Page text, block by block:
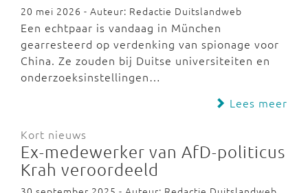
20 mei 2026 - Auteur: Redactie Duitslandweb
Een echtpaar is vandaag in München
gearresteerd op verdenking van spionage voor
China. Ze zouden bij Duitse universiteiten en
onderzoeksinstellingen…
Lees meer
Kort nieuws
Ex-medewerker van AfD-politicus
Krah veroordeeld